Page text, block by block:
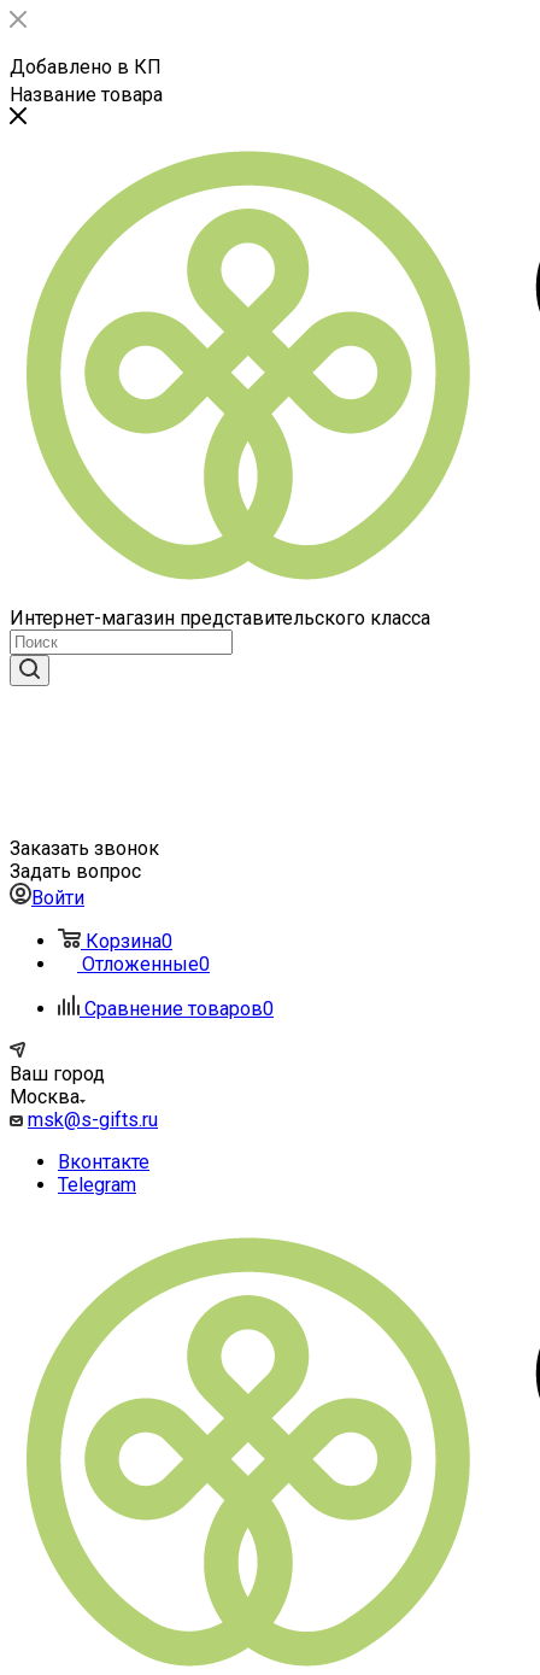
Добавлено в КП
Название товара
Интернет-магазин представительского класса
Заказать звонок
Задать вопрос
Войти
Корзина0
Отложенные0
Сравнение товаров0
Ваш город
Москва
msk@s-gifts.ru
Вконтакте
Telegram